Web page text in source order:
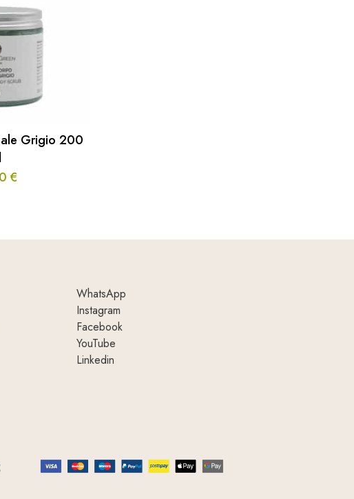
Grigio 200
€
WhatsApp
Instagram
Facebook
YouTube
Linkedin